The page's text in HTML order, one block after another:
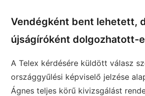
Vendégként bent lehetett,
újságíróként dolgozhatott-
A Telex kérdésére küldött válasz
országgyűlési képviselő jelzése
Ágnes teljes körű kivizsgálást